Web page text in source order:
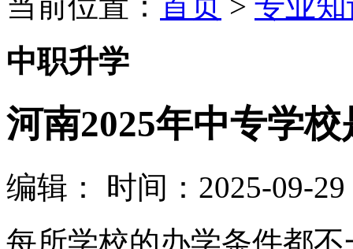
中职升学
河南2025年中专学
编辑：
时间：2025-09-29
每所学校的办学条件都